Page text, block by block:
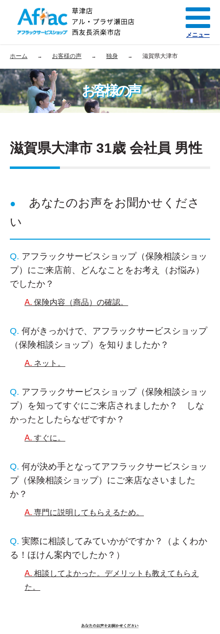
ホーム お客様の声 独身 滋賀県大津市
お客様の声
滋賀県大津市 31歳 会社員 男性
あなたのお声をお聞かせくださ
い
アフラックサービスショップ（保険相談ショッ
プ）にご来店前、どんなことをお考え（お悩み）
でしたか？
保険内容（商品）の確認。
何がきっかけで、アフラックサービスショップ
（保険相談ショップ）を知りましたか？
ネット。
アフラックサービスショップ（保険相談ショッ
プ）を知ってすぐにご来店されましたか？ しな
かったとしたらなぜですか？
すぐに。
何が決め手となってアフラックサービスショッ
プ（保険相談ショップ）にご来店なさいました
か？
専門に説明してもらえるため。
実際に相談してみていかがですか？（よくわか
る！ほけん案内でしたか？）
相談してよかった。デメリットも教えてもらえ
た。
メニュー